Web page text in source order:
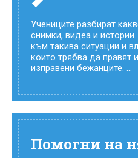
Учениците разбират
снимки, видеа и
към такива ситуации и
които трябва да правят
изправени бежанците. ...
Помогни на